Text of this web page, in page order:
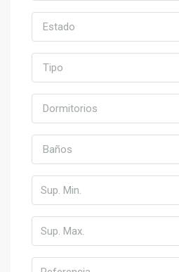
Estado
Tipo
Dormitorios
Baños